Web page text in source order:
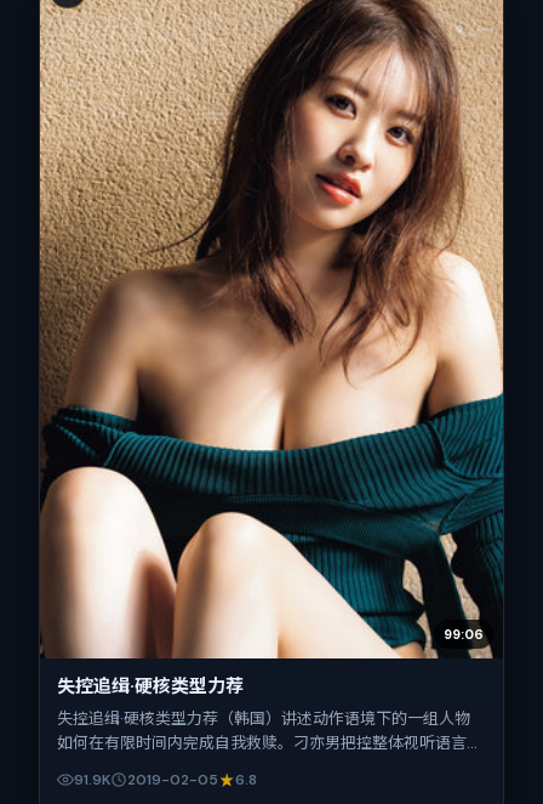
99:06
失控追缉·硬核类型力荐
失控追缉·硬核类型力荐（韩国）讲述动作语境下的一组人物
如何在有限时间内完成自我救赎。刁亦男把控整体视听语言，
汤唯、黄渤、周冬雨、张震、胡歌的表演层次丰富。影片定于
2019-02-05 起陆续登陆院线与网络平台，春节档前后公映，
91.9K 2019-02-05 6.8